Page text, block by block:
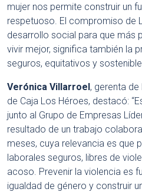
mujer nos permite construir un
respetuoso. El compromiso de
desarrollo social para que más
vivir mejor, significa también la
seguros, equitativos y
Verónica Villarroel, gerenta
de Caja Los Héroes, destacó:
junto al Grupo de Empresas
resultado de un trabajo
meses, cuya relevancia es que
laborales seguros, libres de
acoso. Prevenir la violencia es
igualdad de género y construir